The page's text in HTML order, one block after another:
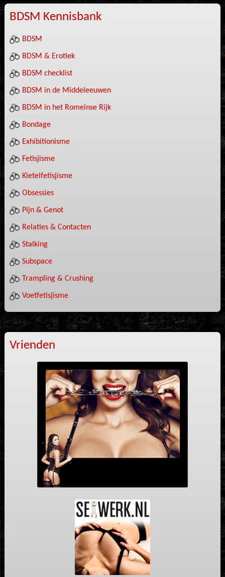
BDSM Kennisbank
BDSM
BDSM & Erotiek
BDSM checklist
BDSM in de Middeleeuwen
BDSM in het Romeinse Rijk
Bondage
Exhibitionisme
Fetisjisme
Kietelfetisjisme
Obsessies
Pijn & Genot
Relaties & Contacten
Stalking
Subspace
Trampling & Crushing
Voetfetisjisme
Vrienden